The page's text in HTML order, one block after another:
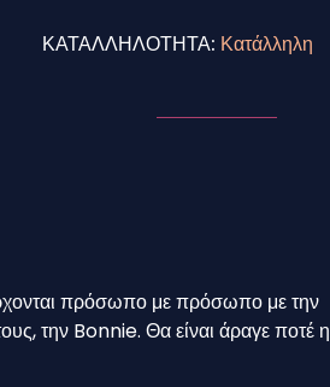
ΚΑΤΑΛΛΗΛΟΤΗΤΑ: Κατάλληλη
πρόσωπο με πρόσωπο με την
την Bonnie. Θα είναι άραγε ποτέ η